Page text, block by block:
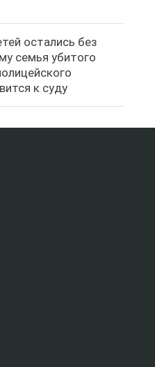
остались без
семья убитого
к суду